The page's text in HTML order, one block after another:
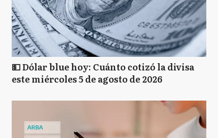
💵 Dólar blue hoy: Cuánto cotizó la divisa
este miércoles 5 de agosto de 2026